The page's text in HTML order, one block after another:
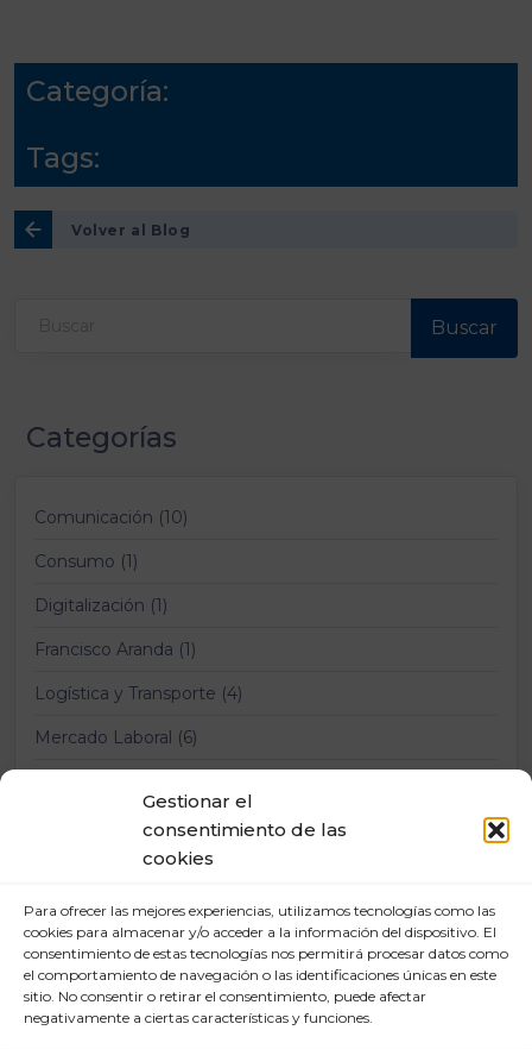
Gestionar el
consentimiento de las
cookies
Para ofrecer las mejores experiencias, utilizamos tecnologías como las
cookies para almacenar y/o acceder a la información del dispositivo. El
consentimiento de estas tecnologías nos permitirá procesar datos como
el comportamiento de navegación o las identificaciones únicas en este
sitio. No consentir o retirar el consentimiento, puede afectar
negativamente a ciertas características y funciones.
Categoría:
Tags:
Volver al Blog
Buscar
Categorías
Comunicación (10)
Consumo (1)
Digitalización (1)
Francisco Aranda (1)
Logística y Transporte (4)
Mercado Laboral (6)
Prevención Riesgos Laborales (12)
Relaciones laborales (11)